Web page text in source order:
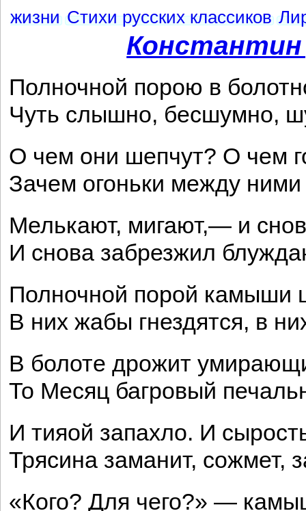
жизни Стихи русских классиков
Полночной порою в
Чуть слышно, бесшумно,
О чем они шепчут? О чем
Зачем огоньки между ними
Мелькают, мигают,— и
И снова забрезжил
Полночной порой камыши
В них жабы гнездятся, в
В болоте дрожит
То Месяц багровый
И тияой запахло. И
Трясина заманит, сожмет,
«Кого? Для чего?» —